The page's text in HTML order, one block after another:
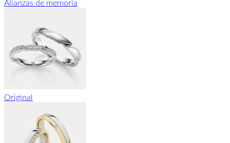
Alianzas de memoria
Original